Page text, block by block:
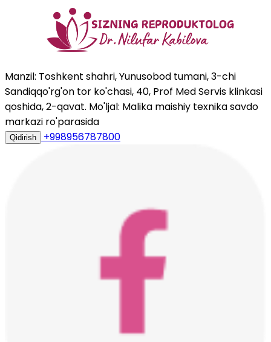
Manzil: Toshkent shahri, Yunusobod tumani, 3-chi
Sandiqqo'rg'on tor ko'chasi, 40, Prof Med Servis klinkasi
qoshida, 2-qavat. Mo'ljal: Malika maishiy texnika savdo
markazi ro'parasida
Qidirish +998956787800